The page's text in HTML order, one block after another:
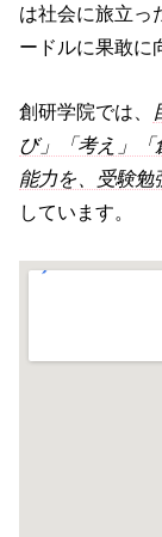
は社会に旅立っ
ードルに果敢に
創研学院では、
び」「考え」「
能力を、受験勉
しています。